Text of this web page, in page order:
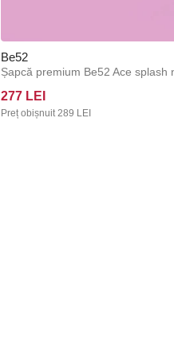
Be52
Șapcă premium Be52 Ace splash
277 LEI
Preț obișnuit 289 LEI